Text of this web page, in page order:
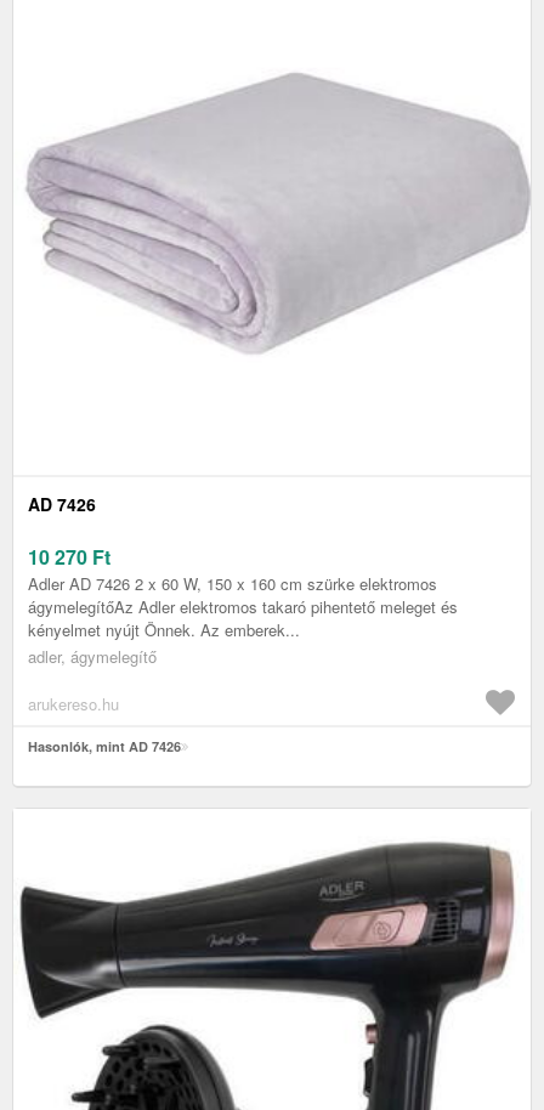
AD 7426
10 270 Ft
Adler AD 7426 2 x 60 W, 150 x 160 cm szürke elektromos
ágymelegítőAz Adler elektromos takaró pihentető meleget és
kényelmet nyújt Önnek. Az emberek...
adler, ágymelegítő
arukereso.hu
Hasonlók, mint AD 7426